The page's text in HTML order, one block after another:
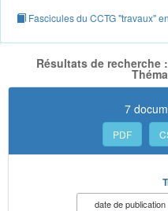
Fascicules du CCTG "travaux"
Résultats de recherche
7
PDF
date de publication